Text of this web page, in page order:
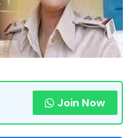
Join Now